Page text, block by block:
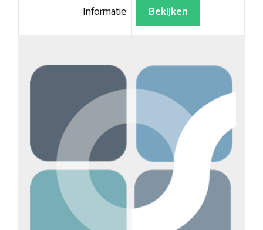
Informatie Bekijken